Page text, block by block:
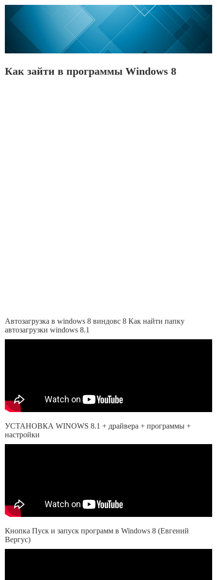
Как зайти в программы Windows 8
Автозагрузка в windows 8 виндовс 8 Как найти папку
автозагрузки windows 8.1
УСТАНОВКА WINOWS 8.1 + драйвера + программы +
настройки
Кнопка Пуск и запуск программ в Windows 8 (Евгений
Вергус)